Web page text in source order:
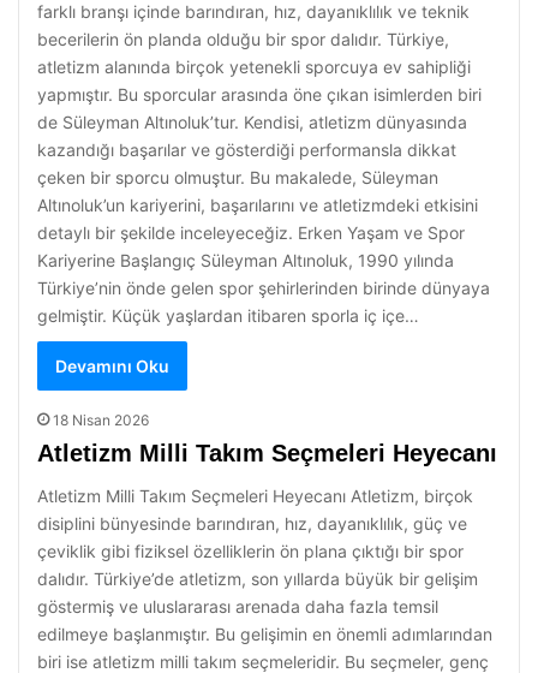
farklı branşı içinde barındıran, hız, dayanıklılık ve teknik
becerilerin ön planda olduğu bir spor dalıdır. Türkiye,
atletizm alanında birçok yetenekli sporcuya ev sahipliği
yapmıştır. Bu sporcular arasında öne çıkan isimlerden biri
de Süleyman Altınoluk’tur. Kendisi, atletizm dünyasında
kazandığı başarılar ve gösterdiği performansla dikkat
çeken bir sporcu olmuştur. Bu makalede, Süleyman
Altınoluk’un kariyerini, başarılarını ve atletizmdeki etkisini
detaylı bir şekilde inceleyeceğiz. Erken Yaşam ve Spor
Kariyerine Başlangıç Süleyman Altınoluk, 1990 yılında
Türkiye’nin önde gelen spor şehirlerinden birinde dünyaya
gelmiştir. Küçük yaşlardan itibaren sporla iç içe…
Devamını Oku
18 Nisan 2026
Atletizm Milli Takım Seçmeleri Heyecanı
Atletizm Milli Takım Seçmeleri Heyecanı Atletizm, birçok
disiplini bünyesinde barındıran, hız, dayanıklılık, güç ve
çeviklik gibi fiziksel özelliklerin ön plana çıktığı bir spor
dalıdır. Türkiye’de atletizm, son yıllarda büyük bir gelişim
göstermiş ve uluslararası arenada daha fazla temsil
edilmeye başlanmıştır. Bu gelişimin en önemli adımlarından
biri ise atletizm milli takım seçmeleridir. Bu seçmeler, genç